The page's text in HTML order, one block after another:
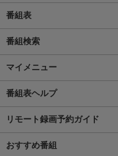
番組表
番組検索
マイメニュー
番組表ヘルプ
リモート録画予約ガイド
おすすめ番組